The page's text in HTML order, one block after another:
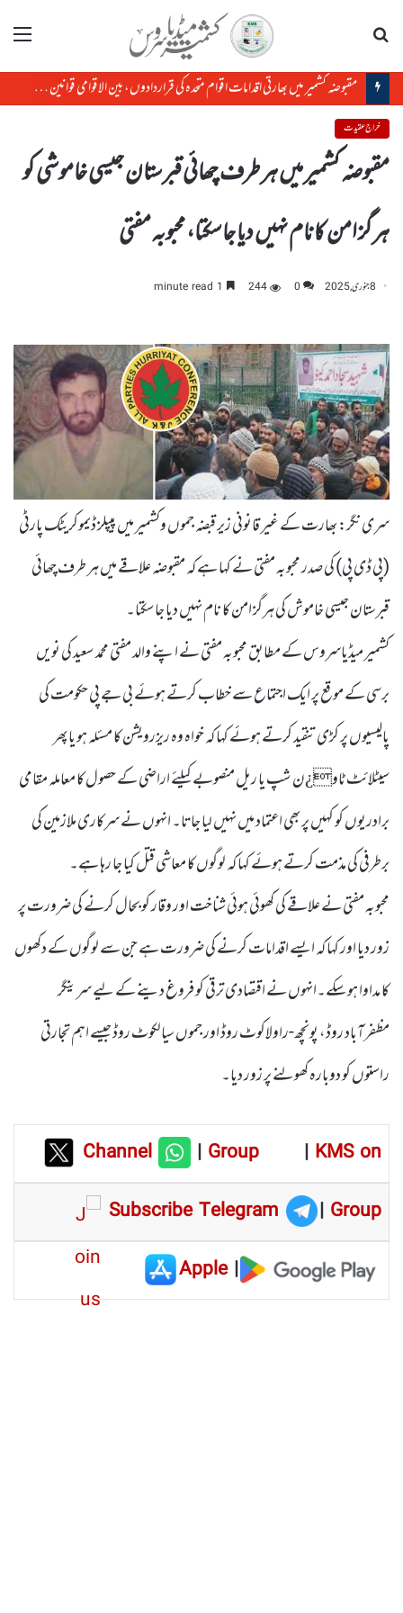
مینو
مقبوضہ کشمیر میں بھارتی اقدامات اقوام متحدہ کی قراردادوں، بین الاقوامی قوانین کے منافی ہیں،رضوان سعید شیخ
خراج عقیدت
مقبوضہ کشمیر میں ہرطرف چھائی قبرستان جیسی خاموشی کو
ہرگز امن کا نام نہیں دیا جاسکتا، محبوبہ مفتی
8 جنوری, 2025 0
244
سری نگر: بھارت کے غیر قانونی زیر قبضہ جموں وکشمیر میں پیپلز ڈیموکریٹک پارٹی
(پی ڈی پی) کی صدر محبوبہ مفتی نے کہا ہے کہ مقبوضہ علاقے میں ہر طرف چھائی
قبرستان جیسی خاموش کی ہرگز امن کا نام نہیں دیا جاسکتا۔
کشمیر میڈیاسروس کے مطابق محبوبہ مفتی نے اپنے والد مفتی محمد سعید کی نویں
برسی کے موقع پر ایک اجتماع سے خطاب کرتے ہوئے بی جے پی حکومت کی
پالیسیوں پر کڑی تنقید کرتے ہوئے کہا کہ خواہ وہ ریزرویشن کا مسئلہ ہو یا پھر
سیٹلائٹ ٹاو¿ن شپ یا ریل منصوبے کیلئے اراضی کے حصول کا معاملہ مقامی
برادریوں کو کہیں پر بھی اعتماد میں نہیں لیا جاتا۔ انہوں نے سرکاری ملازمین کی
برطرفی کی مذمت کرتے ہوئے کہا کہ لوگوں کا معاشی قتل کیا جا رہا ہے۔
محبوبہ مفتی نے علاقے کی کھوئی ہوئی شناخت اور وقار کو بحال کرنے کی ضرورت پر
زور دیا اور کہا کہ ایسے اقدامات کرنے کی ضرورت ہے جن سے لوگوں کے دکھوں
کا مداوا ہوسکے۔انہوں نے اقتصادی ترقی کو فروغ دینے کے لیے سرینگر
مظفرآباد روڈ، پونچھ-راولاکوٹ روڈ اور جموں سیالکوٹ روڈ جیسے اہم تجارتی
راستوں کو دوبارہ کھولنے پر زور دیا۔
Channel |Group | KMS on
Subscribe Telegram
| Group
|
Apple